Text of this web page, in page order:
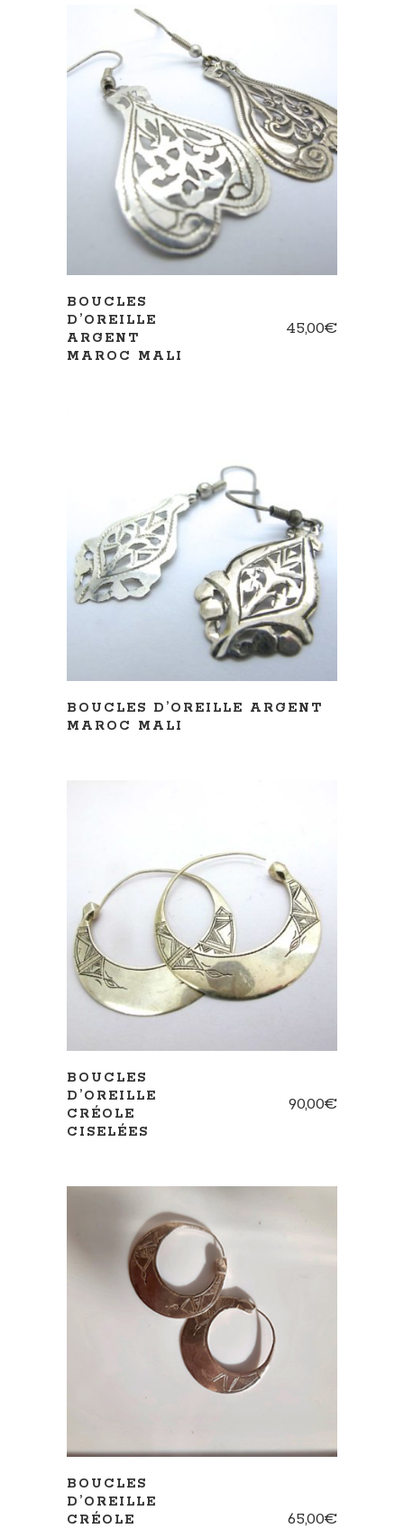
AJOUTER AU PANIER
BOUCLES
D’OREILLE
ARGENT
MAROC MALI
45,00€
LIRE LA SUITE
BOUCLES D’OREILLE ARGENT
MAROC MALI
AJOUTER AU PANIER
BOUCLES
D’OREILLE
CRÉOLE
CISELÉES
90,00€
AJOUTER AU PANIER
BOUCLES
D’OREILLE
CRÉOLE
65,00€